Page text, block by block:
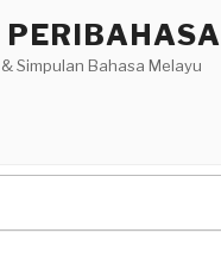
PERIBAHASA
Simpulan Bahasa Melayu